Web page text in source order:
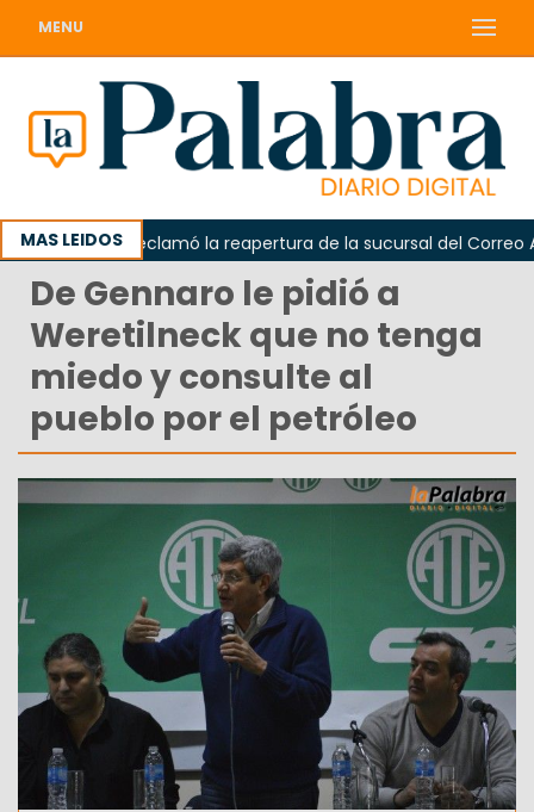
MENU
MAS LEIDOS
Odarda reclamó la reapertura de la sucursal del Correo
De Gennaro le pidió a
Weretilneck que no tenga
miedo y consulte al
pueblo por el petróleo